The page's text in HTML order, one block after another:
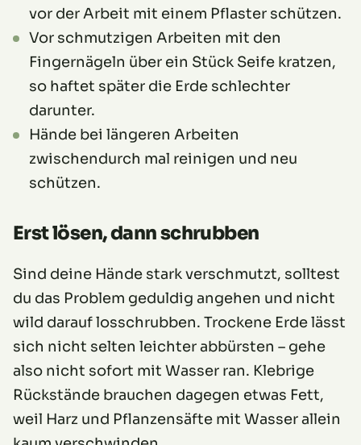
vor der Arbeit mit einem Pflaster schützen.
Vor schmutzigen Arbeiten mit den
Fingernägeln über ein Stück Seife kratzen,
so haftet später die Erde schlechter
darunter.
Hände bei längeren Arbeiten
zwischendurch mal reinigen und neu
schützen.
Erst lösen, dann schrubben
Sind deine Hände stark verschmutzt, solltest
du das Problem geduldig angehen und nicht
wild darauf losschrubben. Trockene Erde lässt
sich nicht selten leichter abbürsten – gehe
also nicht sofort mit Wasser ran. Klebrige
Rückstände brauchen dagegen etwas Fett,
weil Harz und Pflanzensäfte mit Wasser allein